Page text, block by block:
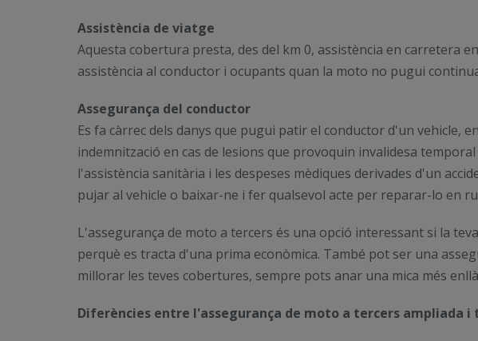
Assistència de viatge
Aquesta cobertura presta, des del km 0, assistència en carretera
assistència al conductor i ocupants quan la moto no pugui
Assegurança del conductor
Es fa càrrec dels danys que pugui patir el conductor d'un vehicle,
indemnització en cas de lesions que provoquin invalidesa
l'assistència sanitària i les despeses mèdiques derivades d'un
pujar al vehicle o baixar-ne i fer qualsevol acte per reparar-lo en
L'assegurança de moto a tercers és una opció interessant si la
perquè es tracta d'una prima econòmica. També pot ser una
millorar les teves cobertures, sempre pots anar una mica més
Diferències entre l'assegurança de moto a tercers ampliada i